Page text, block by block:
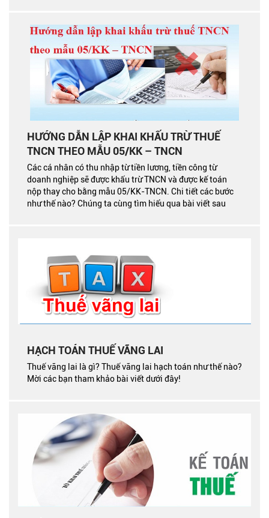
HƯỚNG DẪN LẬP KHAI KHẤU TRỪ THUẾ
TNCN THEO MẪU 05/KK – TNCN
Các cá nhân có thu nhập từ tiền lương, tiền công từ
doanh nghiệp sẽ được khấu trừ TNCN và được kế toán
nộp thay cho bằng mẫu 05/KK-TNCN. Chi tiết các bước
như thế nào? Chúng ta cùng tìm hiểu qua bài viết sau
HẠCH TOÁN THUẾ VÃNG LAI
Thuế vãng lai là gì? Thuế vãng lai hạch toán như thế nào?
Mời các bạn tham khảo bài viết dưới đây!